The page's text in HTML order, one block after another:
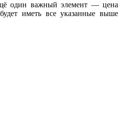
один важный элемент — цена
иметь все указанные выше